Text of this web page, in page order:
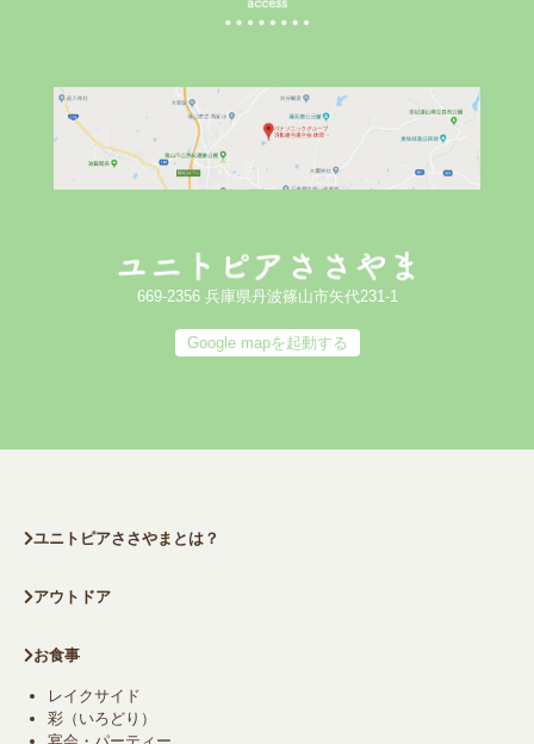
669-2356 兵庫県丹波篠山市矢代231-1
Google mapを起動する
ユニトピアささやまとは？
アウトドア
お食事
レイクサイド
彩（いろどり）